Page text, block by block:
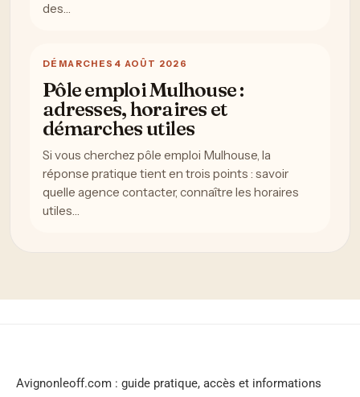
des…
DÉMARCHES 4 AOÛT 2026
Pôle emploi Mulhouse :
adresses, horaires et
démarches utiles
Si vous cherchez pôle emploi Mulhouse, la
réponse pratique tient en trois points : savoir
quelle agence contacter, connaître les horaires
utiles…
Avignonleoff.com : guide pratique, accès et informations